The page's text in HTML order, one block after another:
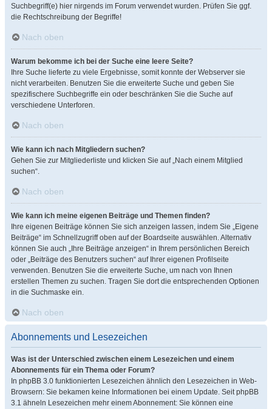
Suchbegriff(e) hier nirgends im Forum verwendet wurden. Prüfen Sie ggf.
die Rechtschreibung der Begriffe!
Nach oben
Warum bekomme ich bei der Suche eine leere Seite?
Ihre Suche lieferte zu viele Ergebnisse, somit konnte der Webserver sie
nicht verarbeiten. Benutzen Sie die erweiterte Suche und geben Sie
spezifischere Suchbegriffe ein oder beschränken Sie die Suche auf
verschiedene Unterforen.
Nach oben
Wie kann ich nach Mitgliedern suchen?
Gehen Sie zur Mitgliederliste und klicken Sie auf „Nach einem Mitglied
suchen“.
Nach oben
Wie kann ich meine eigenen Beiträge und Themen finden?
Ihre eigenen Beiträge können Sie sich anzeigen lassen, indem Sie „Eigene
Beiträge“ im Schnellzugriff oben auf der Boardseite auswählen. Alternativ
können Sie auch „Ihre Beiträge anzeigen“ in Ihrem persönlichen Bereich
oder „Beiträge des Benutzers suchen“ auf Ihrer eigenen Profilseite
verwenden. Benutzen Sie die erweiterte Suche, um nach von Ihnen
erstellen Themen zu suchen. Tragen Sie dort die entsprechenden Optionen
in die Suchmaske ein.
Nach oben
Abonnements und Lesezeichen
Was ist der Unterschied zwischen einem Lesezeichen und einem
Abonnements für ein Thema oder Forum?
In phpBB 3.0 funktionierten Lesezeichen ähnlich den Lesezeichen in Web-
Browsern: Sie bekamen keine Informationen bei einem Update. Seit phpBB
3.1 ähneln Lesezeichen mehr einem Abonnement: Sie können eine